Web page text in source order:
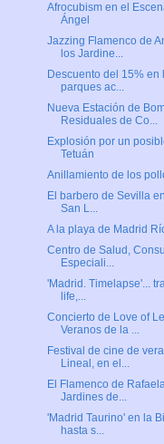
Afrocubism en el
Ángel
Jazzing Flamenco de
los Jardine...
Descuento del 15% en
parques ac...
Nueva Estación de
Residuales de Co...
Explosión por un
Tetuán
Anillamiento de los
El barbero de Sevilla
San L...
A la playa de Madrid
Centro de Salud,
Especiali...
'Madrid. Timelapse'...
life,...
Concierto de Love of
Veranos de la ...
Festival de cine de
Lineal, en el...
El Flamenco de
Jardines de...
'Madrid Taurino' en la
hasta s...